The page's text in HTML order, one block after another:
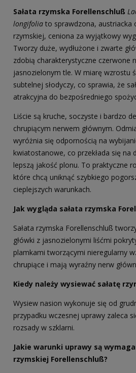
Sałata rzymska Forellenschluß
longifolia to sprawdzona, austriacka
rzymskiej, ceniona za wyjątkowy
Tworzy duże, wydłużone i zwarte
zdobią charakterystyczne czerwone
jasnozielonym tle. W miarę wzrostu
subtelnej słodyczy, co sprawia, że
atrakcyjna do bezpośredniego
Liście są kruche, soczyste i bardzo
chrupiącym nerwem głównym.
wyróżnia się odpornością na
kwiatostanowe, co przekłada się na
lepszą jakość plonu. To praktyczne
które chcą uniknąć szybkiego
cieplejszych warunkach.
Jak wygląda sałata rzymska
Sałata rzymska Forellenschluß
główki z jasnozielonymi liśćmi
plamkami tworzącymi nieregularny
chrupiące i mają wyraźny nerw
Kiedy należy wysiewać sałatę
Wysiew nasion wykonuje się od
przypadku wczesnej uprawy zaleca
rozsady w szklarni.
Jakie warunki uprawy są
rzymskiej Forellenschluß?